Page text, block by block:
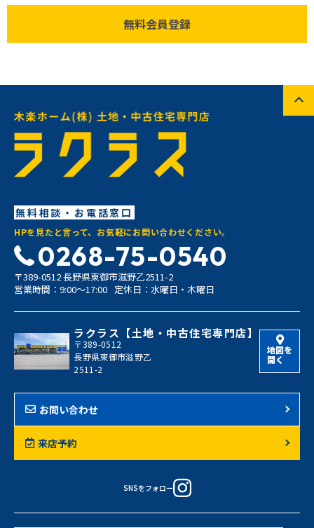
無料会員登録
無料相談・お電話窓口
HPを見たと言って、お気軽にお問い合わせください。
0268-75-0540
〒389-0512 長野県東御市滋野乙2511-2
営業時間：9:00〜17:00 定休日：水曜日・木曜日
ラクラス【土地・中古住宅専門店】
〒389-0512
長野県東御市滋野乙
2511-2
地図を
開く
お問い合わせ
来店予約
SNSをフォロー